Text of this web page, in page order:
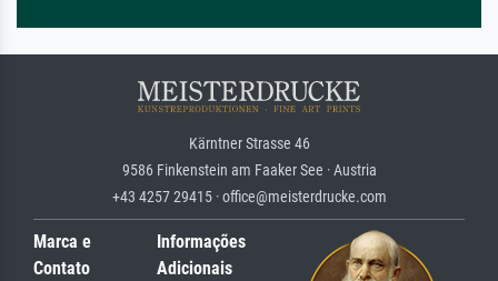
Kärntner Strasse 46
9586 Finkenstein am Faaker See · Austria
+43 4257 29415 · office@meisterdrucke.com
Marca e
Contato
Informações
Adicionais